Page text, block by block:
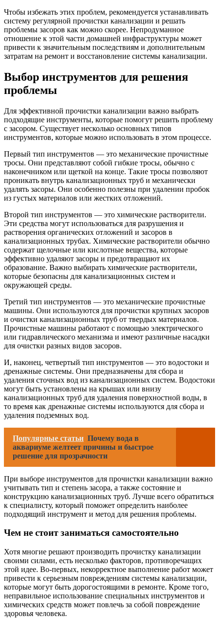
Чтобы избежать этих проблем, рекомендуется устанавливать
систему регулярной прочистки канализации и решать
проблемы засоров как можно скорее. Непродуманное
отношение к этой части домашней инфраструктуры может
привести к значительным последствиям и дополнительным
затратам на ремонт и восстановление системы канализации.
Выбор инструментов для решения
проблемы
Для эффективной прочистки канализации важно выбрать
подходящие инструменты, которые помогут решить проблему
с засором. Существует несколько основных типов
инструментов, которые можно использовать в этом процессе.
Первый тип инструментов — это механические прочистные
тросы. Они представляют собой гибкие тросы, обычно с
наконечником или щеткой на конце. Такие тросы позволяют
проникать внутрь канализационных труб и механически
удалять засоры. Они особенно полезны при удалении пробок
из густых материалов или жестких отложений.
Второй тип инструментов — это химические растворители.
Эти средства могут использоваться для разрушения и
растворения органических отложений и засоров в
канализационных трубах. Химические растворители обычно
содержат щелочные или кислотные вещества, которые
эффективно удаляют засоры и предотвращают их
образование. Важно выбирать химические растворители,
которые безопасны для канализационных систем и
окружающей среды.
Третий тип инструментов — это механические прочистные
машины. Они используются для прочистки крупных засоров
и очистки канализационных труб от твердых материалов.
Прочистные машины работают с помощью электрического
или гидравлического механизма и имеют различные насадки
для очистки разных видов засоров.
И, наконец, четвертый тип инструментов — это водостоки и
дренажные системы. Они предназначены для сбора и
удаления сточных вод из канализационных систем. Водостоки
могут быть установлены на крышах или внизу
канализационных труб для удаления поверхностной воды, в
то время как дренажные системы используются для сбора и
удаления подземных вод.
Популярные статьи Почему вода в
аквариуме желтеет причины и быстрое
решение для прозрачности
При выборе инструментов для прочистки канализации важно
учитывать тип и степень засора, а также состояние и
конструкцию канализационных труб. Лучше всего обратиться
к специалисту, который поможет определить наиболее
подходящий инструмент и метод для решения проблемы.
Чем не стоит заниматься самостоятельно
Хотя многие решают производить прочистку канализации
своими силами, есть несколько факторов, противоречащих
этой идее. Во-первых, некорректное выполнение работ может
привести к серьезным повреждениям системы канализации,
которые могут быть дорогостоящими в ремонте. Кроме того,
неправильное использование специальных инструментов и
химических средств может повлечь за собой повреждение
здоровья человека.